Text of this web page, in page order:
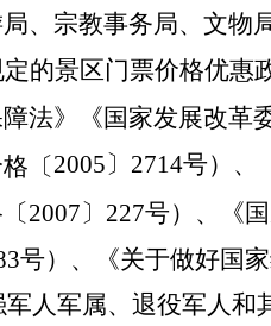
、宗教事务局、文物
的景区门票价格优惠
法》《国家发展改
〔2005〕2714号）
2007〕227号）、《
号）、《关于做好国
军人军属、退役军人